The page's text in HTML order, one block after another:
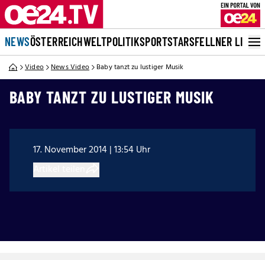
NEWSÖSTERREICHWELTPOLITIKSPORTSTARSFELLNER LIVE
Video News Video Baby tanzt zu lustiger Musik
BABY TANZT ZU LUSTIGER MUSIK
17. November 2014 | 13:54 Uhr